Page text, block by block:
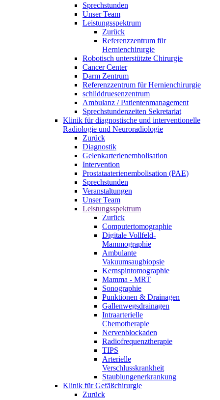
Sprechstunden
Unser Team
Leistungsspektrum
Zurück
Referenzzentrum für
Hernienchirurgie
Robotisch unterstützte Chirurgie
Cancer Center
Darm Zentrum
Referenzzentrum für Hernienchirurgie
schilddruesenzentrum
Ambulanz / Patientenmanagement
Sprechstundenzeiten Sekretariat
Klinik für diagnostische und interventionelle
Radiologie und Neuroradiologie
Zurück
Diagnostik
Gelenkarterienembolisation
Intervention
Prostataaterienembolisation (PAE)
Sprechstunden
Veranstaltungen
Unser Team
Leistungsspektrum
Zurück
Computertomographie
Digitale Vollfeld-
Mammographie
Ambulante
Vakuumsaugbiopsie
Kernspintomographie
Mamma - MRT
Sonographie
Punktionen & Drainagen
Gallenwegsdrainagen
Intraarterielle
Chemotherapie
Nervenblockaden
Radiofrequenztherapie
TIPS
Arterielle
Verschlusskrankheit
Staublungenerkrankung
Klinik für Gefäßchirurgie
Zurück